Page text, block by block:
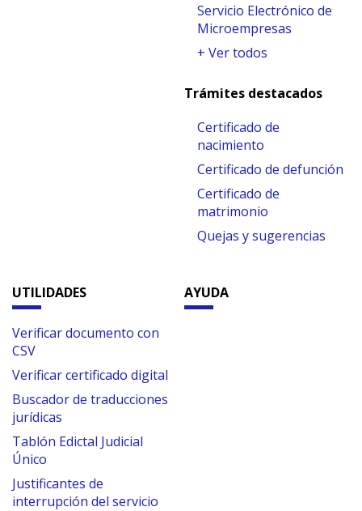
Servicio Electrónico de
Microempresas
+ Ver todos
Trámites destacados
Certificado de
nacimiento
Certificado de defunción
Certificado de
matrimonio
Quejas y sugerencias
UTILIDADES
Verificar documento con
CSV
Verificar certificado digital
Buscador de traducciones
jurídicas
Tablón Edictal Judicial
Único
Justificantes de
interrupción del servicio
AYUDA